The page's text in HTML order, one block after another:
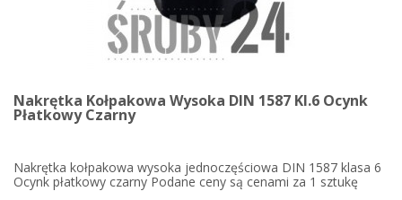
Nakrętka Kołpakowa Wysoka DIN 1587 Kl.6 Ocynk
Płatkowy Czarny
Nakrętka kołpakowa wysoka jednoczęściowa DIN 1587 klasa 6
Ocynk płatkowy czarny Podane ceny są cenami za 1 sztukę